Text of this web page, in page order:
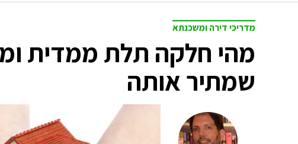
מדריכי דירה ומשכנתא
מהי חלקה תלת ממדית
שמתיר אותה